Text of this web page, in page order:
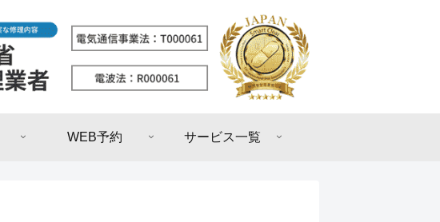
WEB予約 サービス一覧